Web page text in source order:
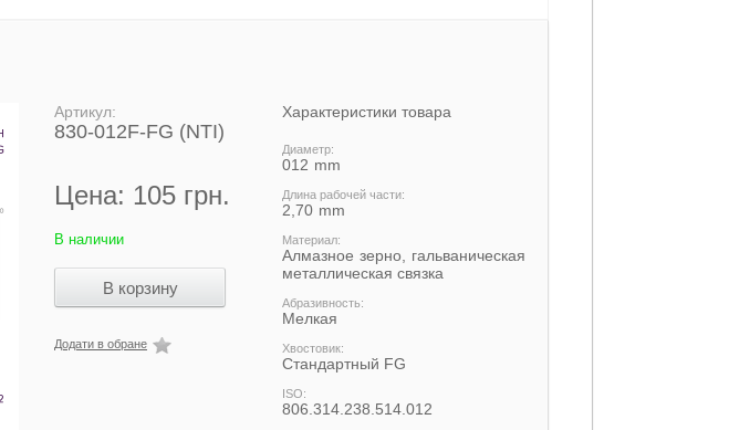
Артикул:
830-012F-FG (NTI)
Цена: 105 грн.
В наличии
Додати в обране
Характеристики товара
Диаметр:
012
Длина рабочей части:
2,70
Материал:
Алмазное зерно, гальваническая
металлическая связка
Абразивность:
Мелкая
Хвостовик:
Cтандартный FG
ISO:
806.314.238.514.012